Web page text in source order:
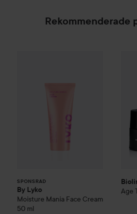
Rekommenderade
SPONSRAD
By Lyko
Moisture Mania Face Cream
50 ml
Age